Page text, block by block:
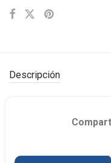
Descripción